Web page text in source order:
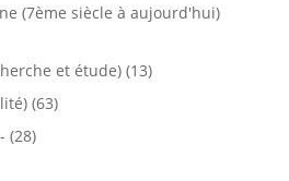
(7ème siècle à aujourd'hui)
et étude)(13)
(63)
(28)